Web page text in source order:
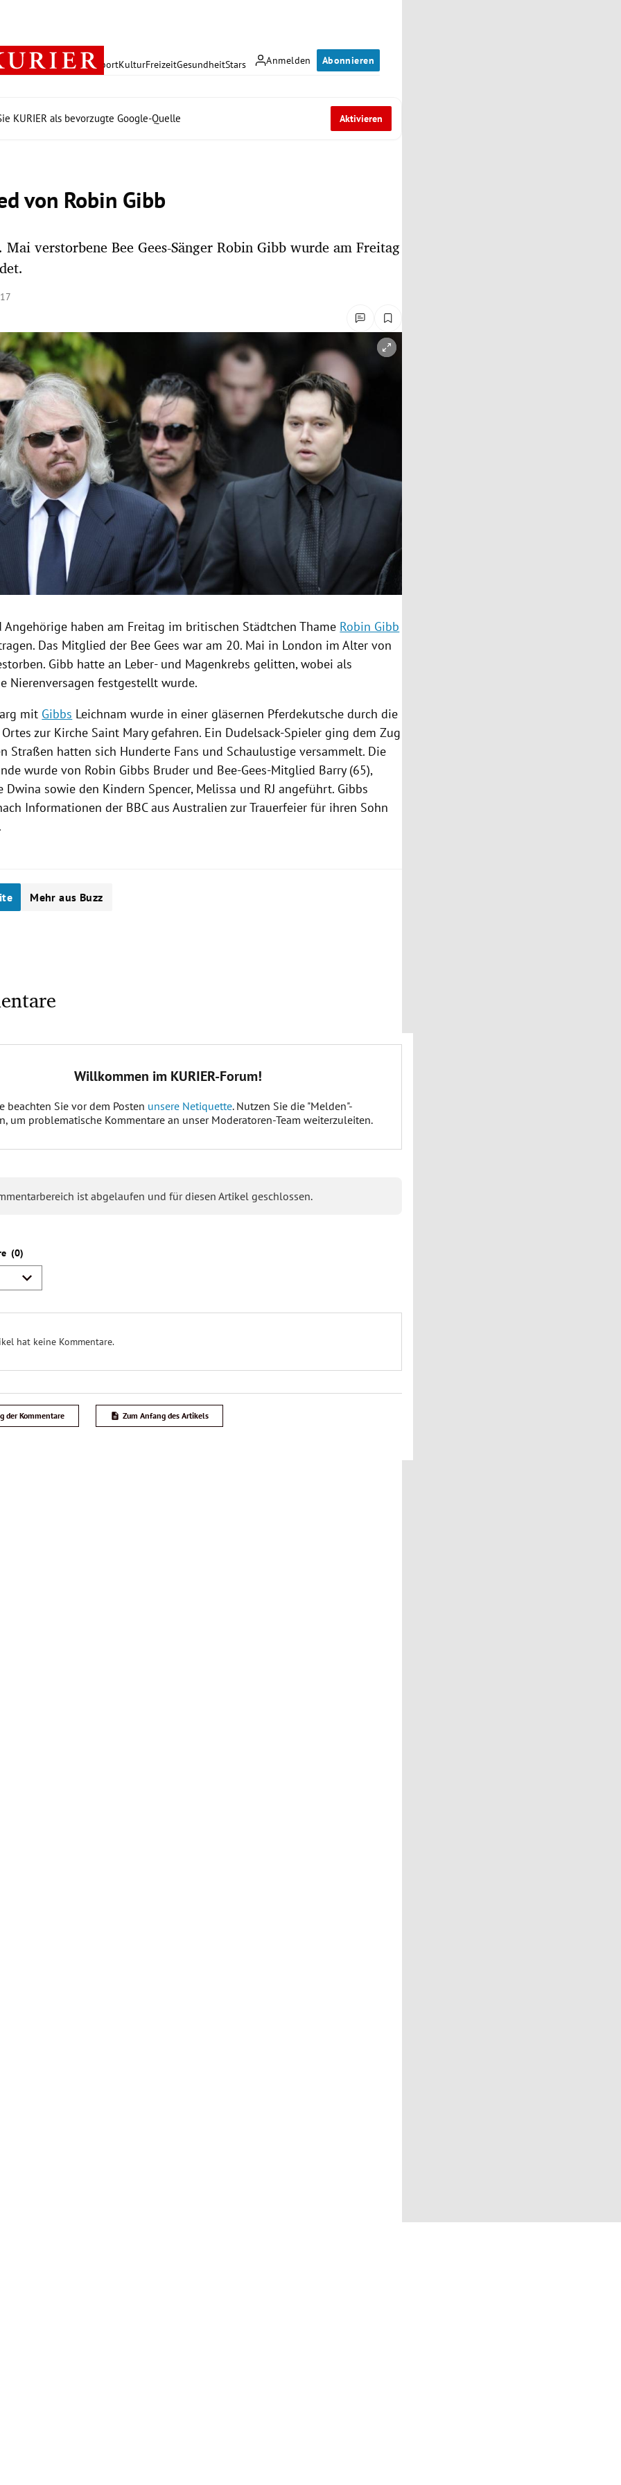
Anmelden Abonnieren
PolitikWirtschaft SportKulturFreizeitGesundheitStars
KURIER als bevorzugte Google-Quelle Aktivieren
von Robin Gibb
Mai verstorbene Bee Gees-Sänger Robin Gibb wurde am Freitag
öffnen/schließen
Angehörige haben am Freitag im britischen StädtchenThame Robin Gibb
Das Mitglied der Bee Gees war am 20. Mai in London im Alter von
Gibb hatte an Leber- und Magenkrebs gelitten, wobei als
Nierenversagen festgestellt wurde.
mit Gibbs Leichnam wurde in einer gläsernen Pferdekutsche durch die
zur Kirche Saint Mary gefahren. Ein Dudelsack-Spieler ging dem Zug
Straßen hatten sich Hunderte Fans und Schaulustige versammelt. Die
wurde von Robin Gibbs Bruder und Bee-Gees-Mitglied Barry (65),
Dwina sowie den Kindern Spencer, Melissa und RJ angeführt. Gibbs
Informationen der BBCausAustralien zurTrauerfeier für ihren Sohn
Mehr aus Buzz